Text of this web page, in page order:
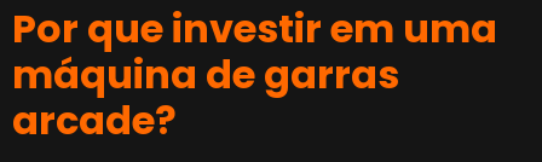
Por que investir em uma
máquina de garras
arcade?